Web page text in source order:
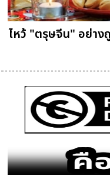
ไหว้ "ตรุษจีน" อย่าง